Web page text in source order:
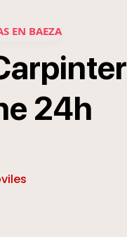
EN BAEZA
24h